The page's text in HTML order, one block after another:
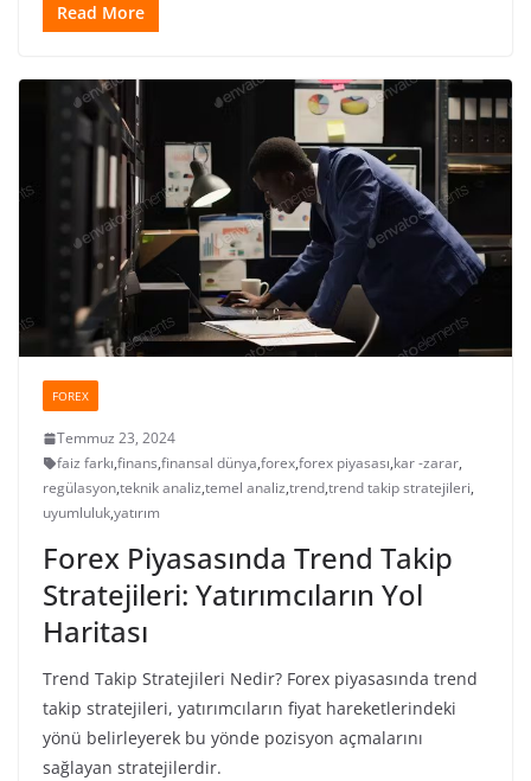
Read More
FOREX
Temmuz 23, 2024
faiz farkı,finans,finansal dünya,forex,forex piyasası,kar -zarar,
regülasyon,teknik analiz,temel analiz,trend,trend takip stratejileri,
uyumluluk,yatırım
Forex Piyasasında Trend Takip
Stratejileri: Yatırımcıların Yol
Haritası
Trend Takip Stratejileri Nedir? Forex piyasasında trend
takip stratejileri, yatırımcıların fiyat hareketlerindeki
yönü belirleyerek bu yönde pozisyon açmalarını
sağlayan stratejilerdir.